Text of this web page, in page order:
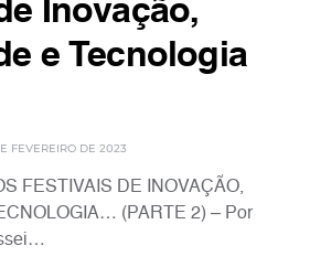
Inovação,
e Tecnologia
FEVEREIRO DE 2023
FESTIVAIS DE INOVAÇÃO,
(PARTE 2) – Por